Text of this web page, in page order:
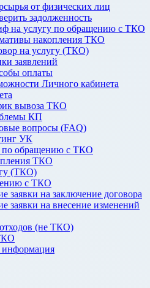
от физических лиц
задолженность
на услугу по обращению с ТКО
накопления ТКО
на услугу (ТКО)
заявлений
оплаты
Личного кабинета
вывоза ТКО
КП
вопросы (FAQ)
УК
по обращению с ТКО
ТКО
(ТКО)
с ТКО
заявки на заключение договора
заявки на внесение изменений
(не ТКО)
информация